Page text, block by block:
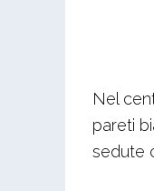
Nel
pareti
sedute